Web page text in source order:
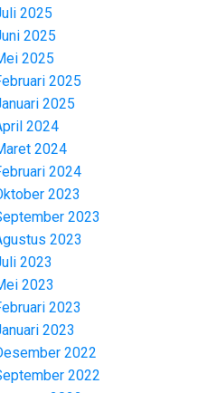
2025
2025
2025
2025
2025
2024
2024
2024
2023
2023
2023
2023
2023
2023
2023
2022
2022